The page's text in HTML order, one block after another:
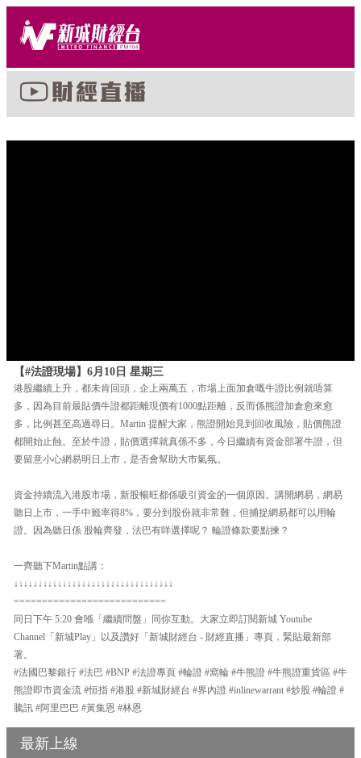
【#法證現場】6月10日 星期三
港股繼續上升，都未肯回頭，企上兩萬五，市場上面加倉嘅牛證比例就唔算
多，因為目前最貼價牛證都距離現價有1000點距離，反而係熊證加倉愈來愈
多，比例甚至高過尋日。Martin 提醒大家，熊證開始見到回收風險，貼價熊證
都開始止蝕。至於牛證，貼價選擇就真係不多，今日繼續有資金部署牛證，但
要留意小心網易明日上市，是否會幫助大市氣氛。
資金持續流入港股市場，新股暢旺都係吸引資金的一個原因。講開網易，網易
聽日上市，一手中籤率得8%，要分到股份就非常難，但捕捉網易都可以用輪
證。因為聽日係 股輪齊發，法巴有咩選擇呢？ 輪證條款要點揀？
一齊聽下Martin點講：
↓↓↓↓↓↓↓↓↓↓↓↓↓↓↓↓↓↓↓↓↓↓↓↓↓↓↓↓↓↓↓↓↓
===========================
同日下午 5:20 會喺「繼續問盤」同你互動。大家立即訂閱新城 Youtube
Channel「新城Play」以及讚好「新城財經台 - 財經直播」專頁，緊貼最新部
署。
#法國巴黎銀行 #法巴 #BNP #法證專頁 #輪證 #窩輪 #牛熊證 #牛熊證重貨區 #牛
熊證即市資金流 #恒指 #港股 #新城財經台 #界內證 #inlinewarrant #炒股 #輪證 #
騰訊 #阿里巴巴 #黃集恩 #林恩
最新上線